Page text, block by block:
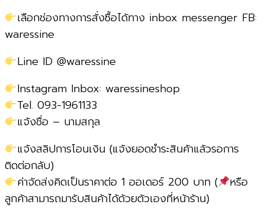
เลือกช่องทางการสั่งซื้อได้ทาง inbox messenger FB:
waressine
Line ID @waressine
Instagram Inbox: waressineshop
Tel. 093-1961133
แจ้งชื่อ – นามสกุล
แจ้งสลิปการโอนเงิน (แจ้งยอดชำระสินค้าแล้วรอการ
ติดต่อกลับ)
ค่าจัดส่งคิดเป็นราคาต่อ 1 ออเดอร์ 200 บาท (
หรือ
ลูกค้าสามารถมารับสินค้าได้ด้วยตัวเองที่หน้าร้าน)